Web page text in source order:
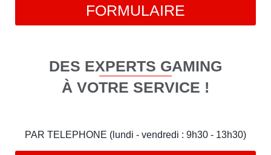
FORMULAIRE
DES EXPERTS GAMING
À VOTRE SERVICE !
PAR TELEPHONE (lundi - vendredi : 9h30 - 13h30)